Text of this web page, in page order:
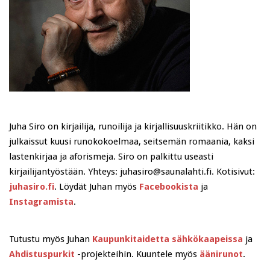
Juha Siro on kirjailija, runoilija ja kirjallisuuskriitikko. Hän on
julkaissut kuusi runokokoelmaa, seitsemän romaania, kaksi
lastenkirjaa ja aforismeja. Siro on palkittu useasti
kirjailijantyöstään. Yhteys: juhasiro@saunalahti.fi. Kotisivut:
juhasiro.fi. Löydät Juhan myös Facebookista ja
Instagramista.
Tutustu myös Juhan Kaupunkitaidetta sähkökaapeissa ja
Ahdistuspurkit -projekteihin. Kuuntele myös äänirunot.